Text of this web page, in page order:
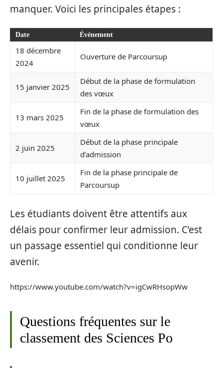
manquer. Voici les principales étapes :
Date Événement
18 décembre
2024
Ouverture de Parcoursup
15 janvier 2025
Début de la phase de formulation
des vœux
13 mars 2025
Fin de la phase de formulation des
vœux
2 juin 2025
Début de la phase principale
d’admission
10 juillet 2025
Fin de la phase principale de
Parcoursup
Les étudiants doivent être attentifs aux
délais pour confirmer leur admission. C’est
un passage essentiel qui conditionne leur
avenir.
https://www.youtube.com/watch?v=igCwRHsopWw
Questions fréquentes sur le
classement des Sciences Po